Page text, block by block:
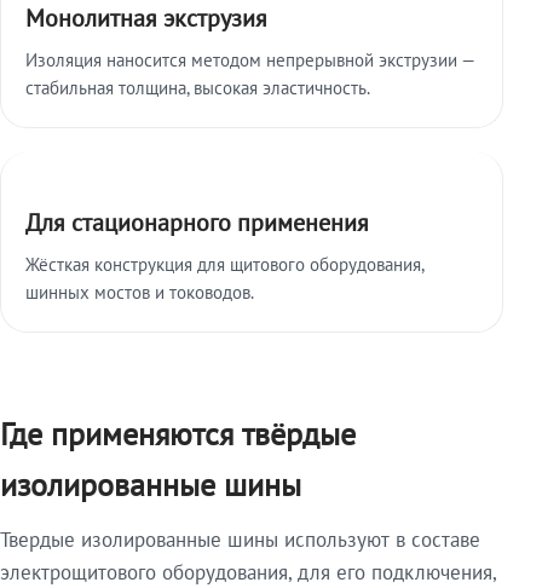
Монолитная экструзия
Изоляция наносится методом непрерывной экструзии —
стабильная толщина, высокая эластичность.
Для стационарного применения
Жёсткая конструкция для щитового оборудования,
шинных мостов и тоководов.
Где применяются твёрдые
изолированные шины
Твердые изолированные шины используют в составе
электрощитового оборудования, для его подключения,